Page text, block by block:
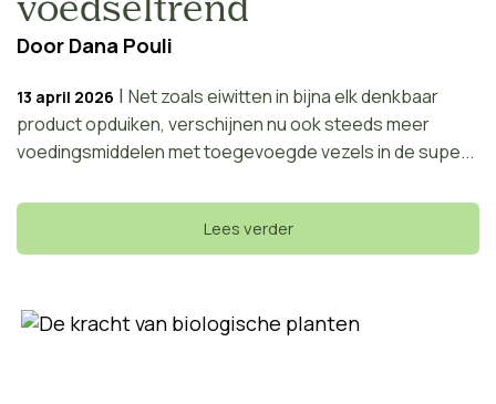
voedseltrend
Door Dana Pouli
13 april 2026 | Net zoals eiwitten in bijna elk denkbaar
product opduiken, verschijnen nu ook steeds meer
voedingsmiddelen met toegevoegde vezels in de supe...
Lees verder